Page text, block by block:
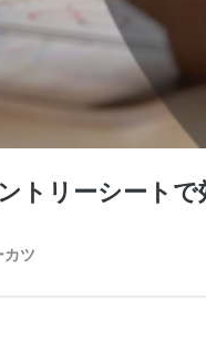
トリーシート
カツ